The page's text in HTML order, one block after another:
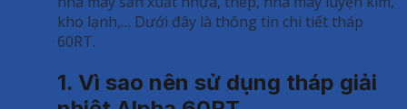
kho lạnh,… Dưới đây là thông tin chi tiết tháp
60RT.
1. Vì sao nên sử dụng tháp giải